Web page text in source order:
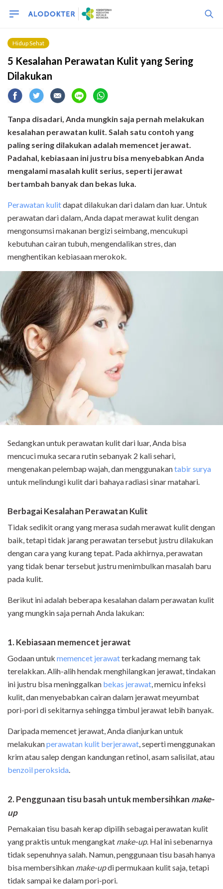
Hidup Sehat
5 Kesalahan Perawatan Kulit yang Sering
Dilakukan
Tanpa disadari, Anda mungkin saja pernah melakukan
kesalahan perawatan kulit. Salah satu contoh yang
paling sering dilakukan adalah memencet jerawat.
Padahal, kebiasaan ini justru bisa menyebabkan Anda
mengalami masalah kulit serius, seperti jerawat
bertambah banyak dan bekas luka.
Perawatan kulitdapat dilakukan dari dalam dan luar. Untuk
perawatan dari dalam, Anda dapat merawat kulit dengan
mengonsumsi makanan bergizi seimbang, mencukupi
kebutuhan cairan tubuh, mengendalikan stres, dan
menghentikan kebiasaan merokok.
Sedangkan untuk perawatan kulit dari luar, Anda bisa
mencuci muka secara rutin sebanyak 2 kali sehari,
mengenakan pelembap wajah, dan menggunakantabir surya
untuk melindungi kulit dari bahaya radiasi sinar matahari.
Berbagai Kesalahan Perawatan Kulit
Tidak sedikit orang yang merasa sudah merawat kulit dengan
baik, tetapi tidak jarang perawatan tersebut justru dilakukan
dengan cara yang kurang tepat. Pada akhirnya, perawatan
yang tidak benar tersebut justru menimbulkan masalah baru
pada kulit.
Berikut ini adalah beberapa kesalahan dalam perawatan kulit
yang mungkin saja pernah Anda lakukan:
1. Kebiasaan memencet jerawat
Godaan untuk memencet jerawatterkadang memang tak
terelakkan. Alih-alih hendak menghilangkan jerawat, tindakan
ini justru bisa meninggalkan bekas jerawat, memicu infeksi
kulit, dan menyebabkan cairan dalam jerawat meyumbat
pori-pori di sekitarnya sehingga timbul jerawat lebih banyak.
Daripada memencet jerawat, Anda dianjurkan untuk
melakukanperawatan kulit berjerawat, seperti menggunakan
krim atau salep dengan kandungan retinol, asam salisilat, atau
benzoil peroksida.
2. Penggunaan tisu basah untuk membersihkan make-
up
Pemakaian tisu basah kerap dipilih sebagai perawatan kulit
yang praktis untuk mengangkat make-up. Hal ini sebenarnya
tidak sepenuhnya salah. Namun, penggunaan tisu basah hanya
bisa membersihkan make-updi permukaan kulit saja, tetapi
tidak sampai ke dalam pori-pori.